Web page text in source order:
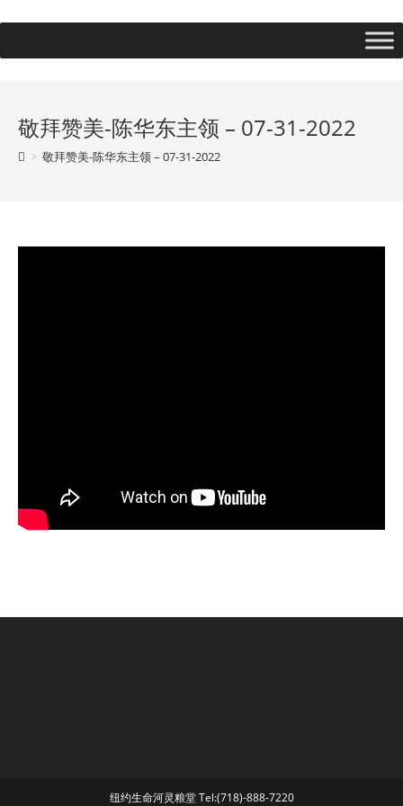
敬拜赞美-陈华东主领 – 07-31-2022
> 敬拜赞美-陈华东主领 – 07-31-2022
纽约生命河灵粮堂 Tel:(718)-888-7220